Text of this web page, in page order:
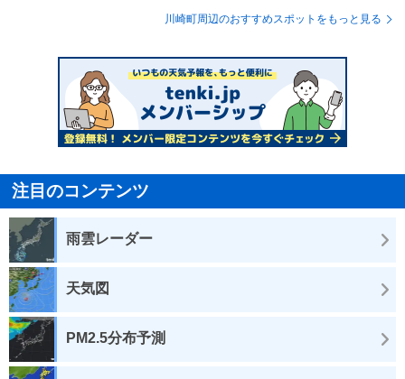
川崎町周辺のおすすめスポットをもっと見る
注目のコンテンツ
雨雲レーダー
天気図
PM2.5分布予測